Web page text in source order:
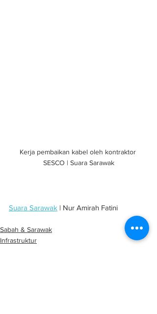
Kerja pembaikan kabel oleh kontraktor
SESCO | Suara Sarawak
Suara Sarawak | Nur Amirah Fatini
Sabah & Sarawak
Infrastruktur